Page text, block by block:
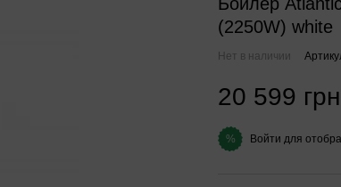
(2250W) white
Нет в наличии
20 599 грн
% Войти для